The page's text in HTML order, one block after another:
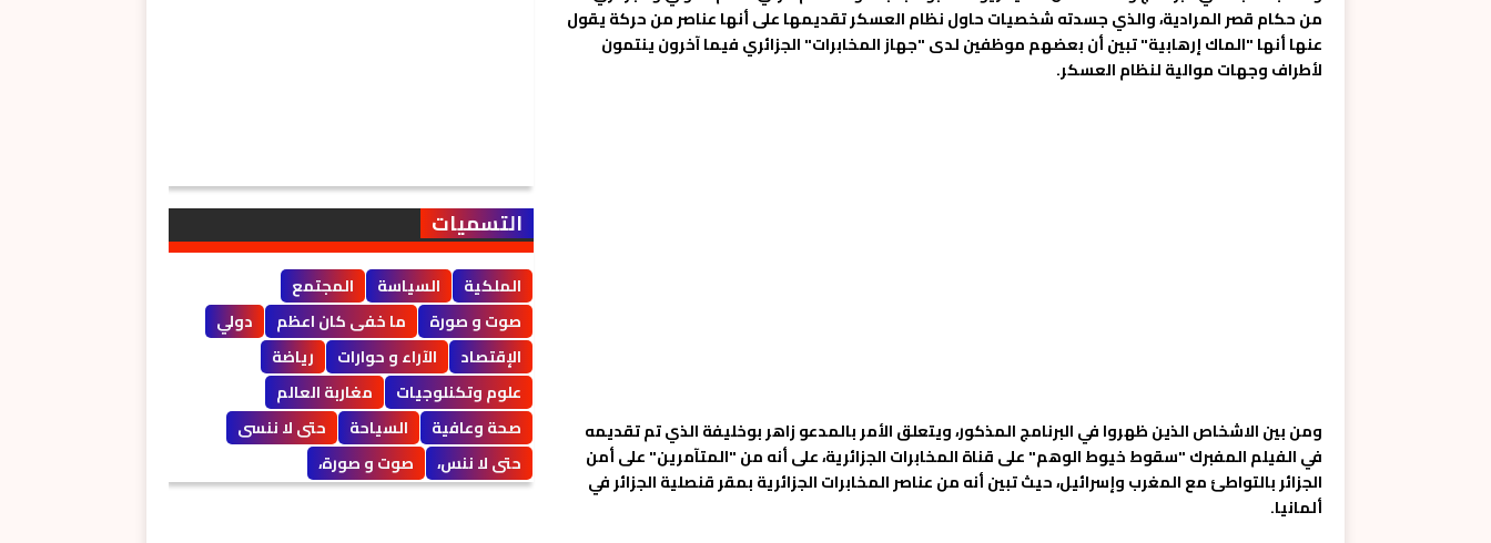
من حكام قصر المرادية، والذي جسدته شخصيات حاول نظام العسكر تقديمها على أنها عناصر من حركة يقول
عنها أنها "الماك إرهابية" تبين أن بعضهم موظفين لدى "جهاز المخابرات" الجزائري فيما آخرون ينتمون
لأطراف وجهات موالية لنظام العسكر.
ومن بين الاشخاص الذين ظهروا في البرنامج المذكور، ويتعلق الأمر بالمدعو زاهر بوخليفة الذي تم تقديمه
في الفيلم المفبرك "سقوط خيوط الوهم" على قناة المخابرات الجزائرية، على أنه من "المتآمرين" على أمن
الجزائر بالتواطئ مع المغرب وإسرائيل، حيث تبين أنه من عناصر المخابرات الجزائرية بمقر قنصلية الجزائر في
ألمانيا.
التسميات
الملكية السياسة
المجتمع
صوت و صورة
ما خفى كان اعظم
دولي
الإقتصاد
الآراء و حوارات
رياضة
علوم وتكنلوجيات
مغاربة العالم
صحة وعافية
السياحة
حتى لا ننسى
حتى لا ننس،
صوت و صورة،